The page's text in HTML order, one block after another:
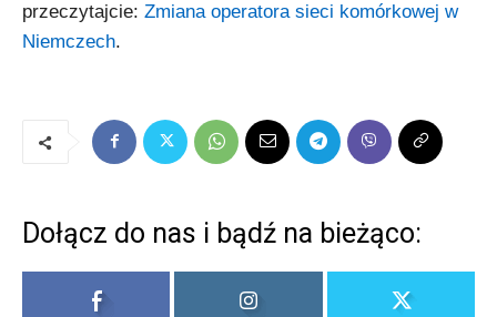
przeczytajcie: Zmiana operatora sieci komórkowej w
Niemczech.
Dołącz do nas i bądź na bieżąco: